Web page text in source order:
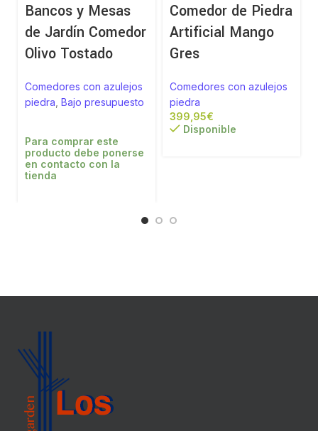
Bancos y Mesas
de Jardín Comedor
Olivo Tostado
Comedores con azulejos
piedra ,Bajo presupuesto
Para comprar este
producto debe ponerse
en contacto con la
tienda
Comedor de Piedra
Artificial Mango
Gres
Comedores con azulejos
piedra
€
Disponible